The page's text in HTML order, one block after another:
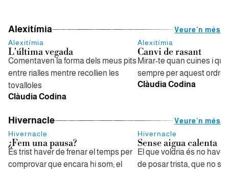
Alexitímia
Veure'n més
Alexitímia
L'última vegada
Comentaven la forma dels meus pits
entre rialles mentre recollien les
tovalloles
Clàudia Codina
Alexitímia
Canvi de rasant
Mirar-te quan cuines i
sempre per aquest ordre
Clàudia Codina
Hivernacle
Veure'n més
Hivernacle
¿Fem una pausa?
És trist haver de frenar el temps per
comprovar que encara hi som; el
Hivernacle
Sense aigua calenta
El que voldria és no
de posar trista, que no se